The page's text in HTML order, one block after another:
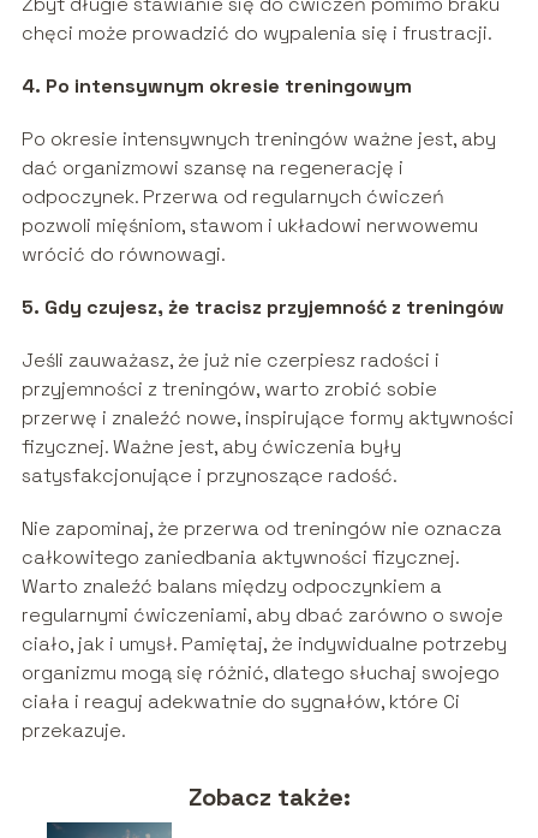
chęci może prowadzić do wypalenia się i frustracji.
4. Po intensywnym okresie treningowym
Po okresie intensywnych treningów ważne jest, aby
dać organizmowi szansę na regenerację i
odpoczynek. Przerwa od regularnych ćwiczeń
pozwoli mięśniom, stawom i układowi nerwowemu
wrócić do równowagi.
5. Gdy czujesz, że tracisz przyjemność z treningów
Jeśli zauważasz, że już nie czerpiesz radości i
przyjemności z treningów, warto zrobić sobie
przerwę i znaleźć nowe, inspirujące formy aktywności
fizycznej. Ważne jest, aby ćwiczenia były
satysfakcjonujące i przynoszące radość.
Nie zapominaj, że przerwa od treningów nie oznacza
całkowitego zaniedbania aktywności fizycznej.
Warto znaleźć balans między odpoczynkiem a
regularnymi ćwiczeniami, aby dbać zarówno o swoje
ciało, jak i umysł. Pamiętaj, że indywidualne potrzeby
organizmu mogą się różnić, dlatego słuchaj swojego
ciała i reaguj adekwatnie do sygnałów, które Ci
przekazuje.
Zobacz także: